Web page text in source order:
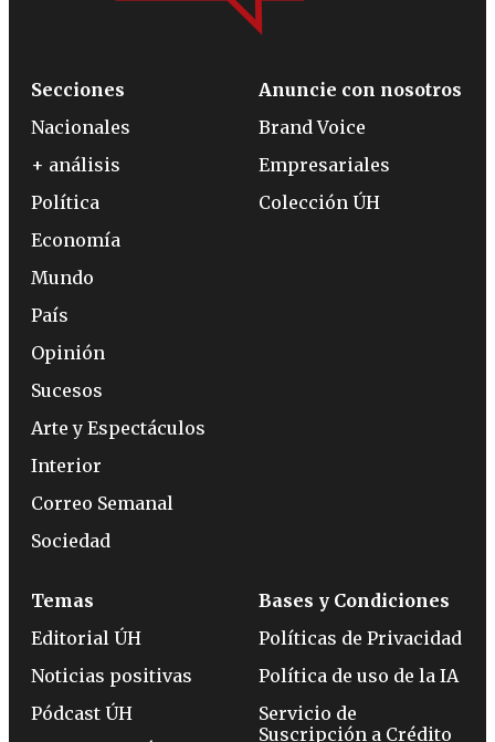
Secciones
Nacionales
+ análisis
Política
Economía
Mundo
País
Opinión
Sucesos
Arte y Espectáculos
Interior
Correo Semanal
Sociedad
Anuncie con nosotros
Brand Voice
Empresariales
Colección ÚH
Temas
Editorial ÚH
Noticias positivas
Pódcast ÚH
Bases y Condiciones
Políticas de Privacidad
Política de uso de la IA
Servicio de
Suscripción a Crédito